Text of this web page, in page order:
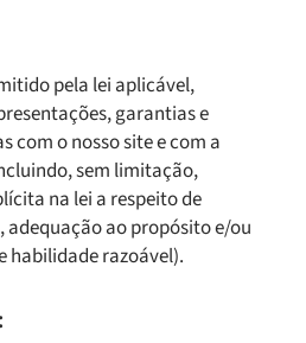
pela lei aplicável,
garantias e
com o nosso site e com a
sem limitação,
na lei a respeito de
ao propósito e/ou
habilidade razoável).